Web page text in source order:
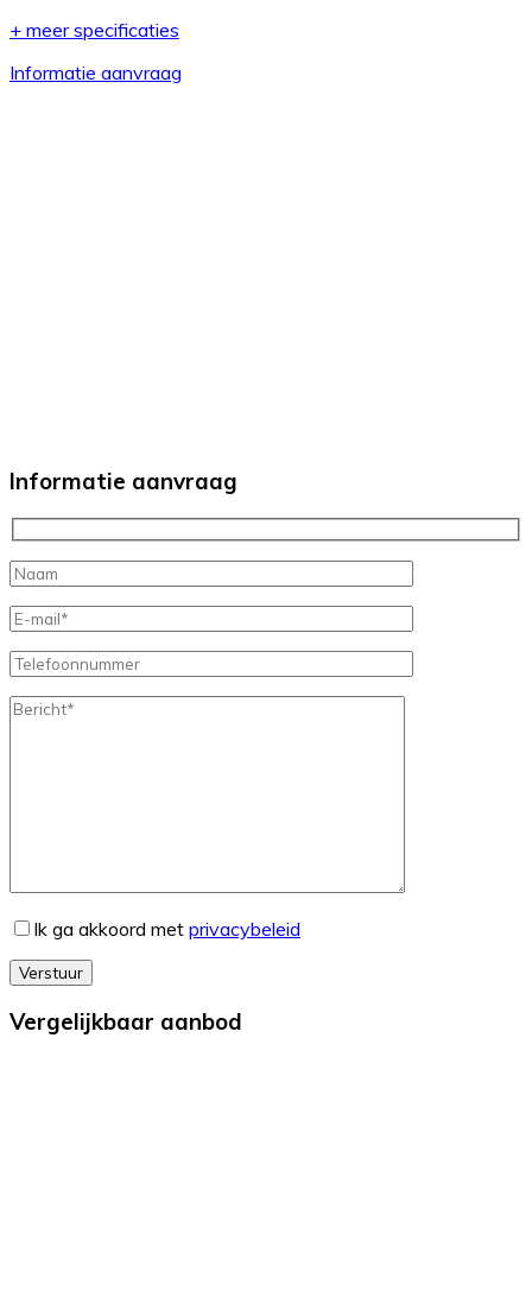
+ meer specificaties
Informatie aanvraag
Informatie aanvraag
Ik ga akkoord met privacybeleid
Verstuur
Vergelijkbaar aanbod